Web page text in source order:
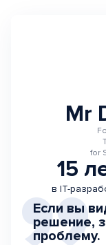
Mr
for
15
в IT-
Если вы
решение,
проблему.